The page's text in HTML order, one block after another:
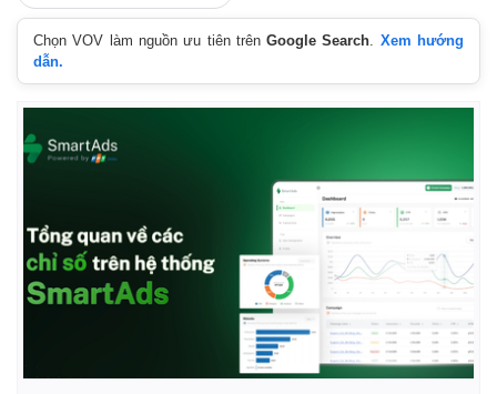
Chọn VOV làm nguồn ưu tiên trênGoogle Search. Xem hướng
dẫn.